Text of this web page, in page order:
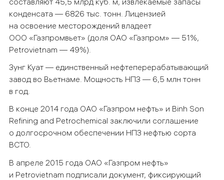
конденсата — 6826 тыс. тонн. Лицензией
на освоение месторождений владеет
ООО «Газпромвьет» (доля ОАО «Газпром» — 51%,
Petrovietnam — 49%).
Зунг Куат — единственный нефтеперерабатывающий
завод во Вьетнаме. Мощность НПЗ — 6,5 млн тонн
в год.
В конце 2014 года ОАО «Газпром нефть» и Binh Son
Refining and Petrochemical заключили соглашение
о долгосрочном обеспечении НПЗ нефтью сорта
ВСТО.
В апреле 2015 года ОАО «Газпром нефть»
и Petrovietnam подписали документ, фиксирующий